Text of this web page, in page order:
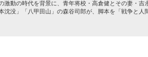
激動の時代を背景に、青年将校・高倉健とその妻・吉
沈没」「八甲田山」の森谷司郎が、脚本を「戦争と人